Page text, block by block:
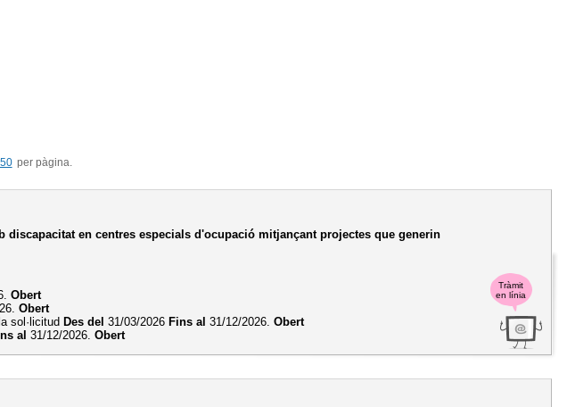
50 per pàgina.
Tràmit
en línia
en centres especials d'ocupació mitjançant projectes que generin
Obert
Obert
sol·licitud Des del 31/03/2026 Fins al 31/12/2026.Obert
al 31/12/2026.Obert